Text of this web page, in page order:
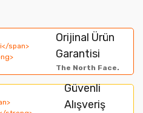
Yaz
iletebilirsiniz.
ederiz.
veya görüntülenemiyor.
bilgiler bulunuyor.
Orijinal Ürün
Garantisi
The North Face.
Güvenli
Alışveriş